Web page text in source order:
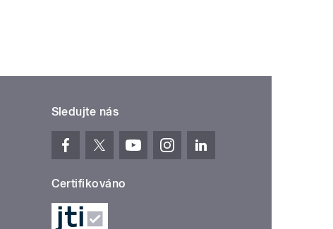
Sledujte nás
Certifikováno